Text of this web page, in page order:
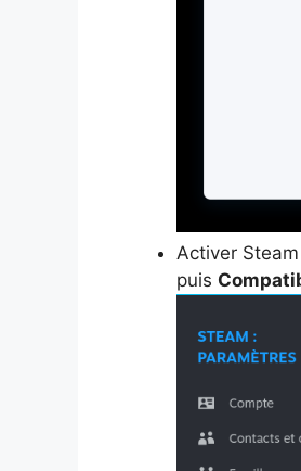
Activer
puis